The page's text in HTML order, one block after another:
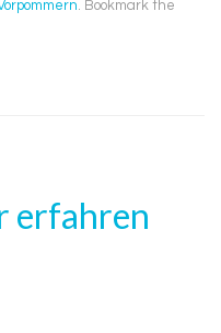
. Bookmark the
erfahren